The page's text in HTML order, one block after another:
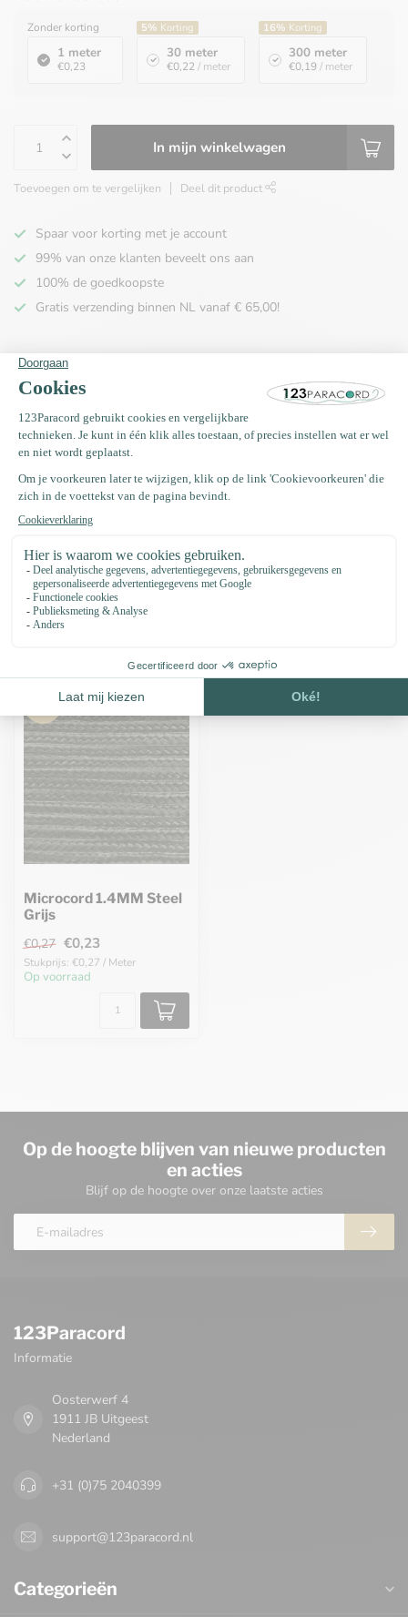
Zonder korting
1 meter
€0,23
5% Korting
30 meter
€0,22/ meter
16% Korting
300 meter
€0,19/ meter
In mijn winkelwagen
Toevoegen om te vergelijken Deel dit product
Spaar voor korting met je account
99% van onze klanten beveelt ons aan
100% de goedkoopste
Gratis verzending binnen NL vanaf € 65,00!
Productomschrijving
Specificaties
Vaak samen gekocht met
Microcord 1.4MM Steel Grijs - 40
Tijdelijk niet op voorraad. Binnenkort
terug!
Microcord 1.4MM Steel
Grijs
€0,27 €0,23
Stukprijs: €0,27 / Meter
Op voorraad
Op de hoogte blijven van nieuwe producten
en acties
Blijf op de hoogte over onze laatste acties
123Paracord
Informatie
Oosterwerf 4
1911 JB Uitgeest
Nederland
+31 (0)75 2040399
support@123paracord.nl
Categorieën